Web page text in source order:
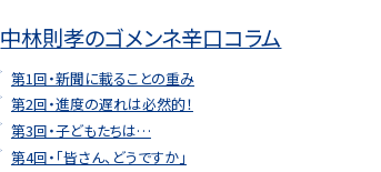
中林則孝のゴメンネ辛口コラム
第1回・新聞に載ることの重み
第2回・進度の遅れは必然的！
第3回・子どもたちは…
第4回・「皆さん、どうですか」